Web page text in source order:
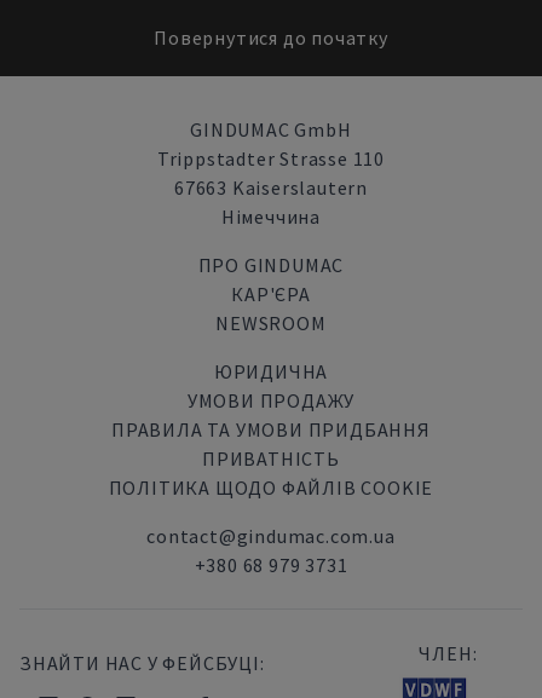
Повернутися до початку
GINDUMAC GmbH
Trippstadter Strasse 110
67663 Kaiserslautern
Німеччина
ПРО GINDUMAC
КАР'ЄРА
NEWSROOM
ЮРИДИЧНА
УМОВИ ПРОДАЖУ
ПРАВИЛА ТА УМОВИ ПРИДБАННЯ
ПРИВАТНІСТЬ
ПОЛІТИКА ЩОДО ФАЙЛІВ COOKIE
contact@gindumac.com.ua
+380 68 979 3731
ЗНАЙТИ НАС У ФЕЙСБУЦІ: ЧЛЕН: